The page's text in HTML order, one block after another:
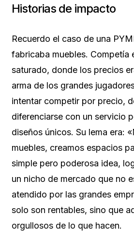
Historias de impacto
Recuerdo el caso de una
fabricaba muebles. Competía
saturado, donde los precios
arma de los grandes
intentar competir por precio,
diferenciarse con un servicio
diseños únicos. Su lema era:
muebles, creamos espacios
simple pero poderosa idea,
un nicho de mercado que no
atendido por las grandes
solo son rentables, sino que
orgullosos de lo que hacen.